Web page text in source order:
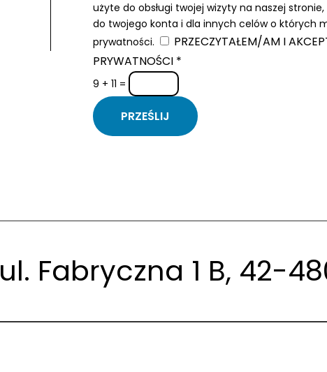
użyte do obsługi twojej wizyty na naszej
do twojego konta i dla innych celów o których
prywatności.
PRZECZYTAŁEM/AM I
PRYWATNOŚCI *
9 + 11 =
PRZEŚLIJ
ul. Fabryczna 1 B, 42-